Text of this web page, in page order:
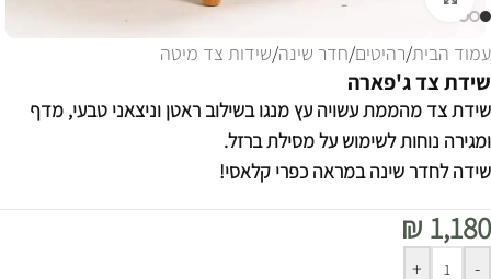
עמוד הבית/רהיטים/חדר שינה/שידות צד מיטה
שידת צד ג'פארה
שידת צד מהממת עשויה עץ מנגו בשילוב ראטן וניצאני טבעי, מדף
ומגירה נוחות לשימוש על מסילת ברזל.
שידה לחדר שינה במראה כפרי קלאסי!
₪ 1,180
-
+Alternative: